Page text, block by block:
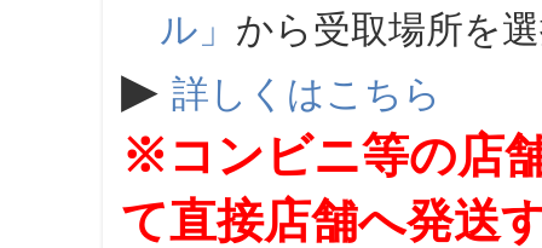
ル」 から受取場所を
▶ 詳しくはこちら
※コンビニ等の店
て直接店舗へ発送